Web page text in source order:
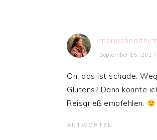
September 15,
Oh, das ist schade.
Glutens? Dann könnte
Reisgrieß empfehlen.
ANTWORTEN